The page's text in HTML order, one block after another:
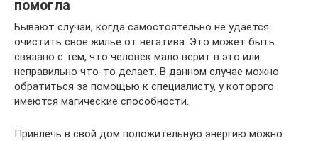
помогла
Бывают случаи, когда самостоятельно не удается
очистить свое жилье от негатива. Это может быть
связано с тем, что человек мало верит в это или
неправильно что-то делает. В данном случае можно
обратиться за помощью к специалисту, у которого
имеются магические способности.
Привлечь в свой дом положительную энергию можно